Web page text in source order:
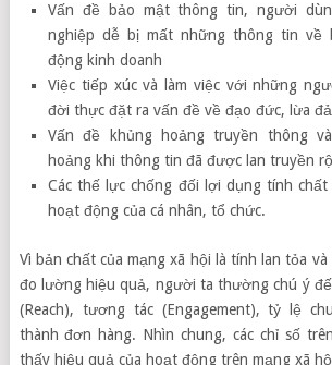
Vấn đề bảo mật thông tin, người
nghiệp dễ bị mất những thông tin về
động kinh doanh
Việc tiếp xúc và làm việc với những
đời thực đặt ra vấn đề về đạo đức, lừa
Vấn đề khủng hoảng truyền thông
hoảng khi thông tin đã được lan truyền
Các thế lực chống đối lợi dụng tính
hoạt động của cá nhân, tổ chức.
Vì bản chất của mạng xã hội là tính lan tỏa
đo lường hiệu quả, người ta thường chú ý
(Reach), tương tác (Engagement), tỷ lệ
thành đơn hàng. Nhìn chung, các chỉ số
thấy hiệu quả của hoạt động trên mạng xã